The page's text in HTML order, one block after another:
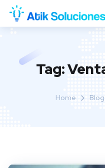
Tag:
Home Blog